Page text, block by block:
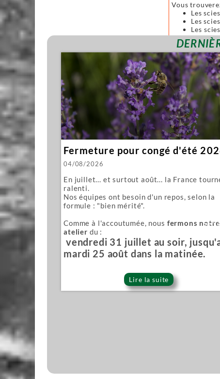
Vous
Les
Les
Les
forgées
Toutes ces
Nous vous
Évidemment
Fermeture pour congé d'été
04/08/2026
En juillet... et surtout août... la France
ralenti.
Nos équipes ont besoin d'un repos, selon la
formule : "bien mérité".
Comme à l'accoutumée, nous fermons notre
atelier du :
vendredi 31 juillet au soir,
mardi 25 août dans la matinée.
Lire la suite